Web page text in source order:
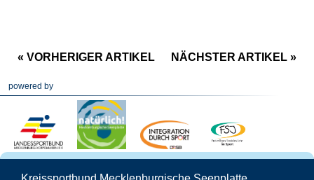
NÄCHSTER ARTIKEL »
« VORHERIGER ARTIKEL
powered by